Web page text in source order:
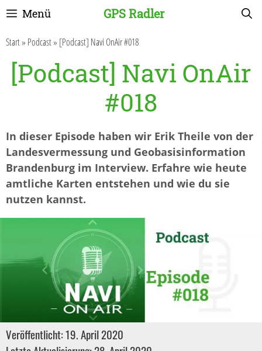
Zum
springen
GPS Radler
Menü
Start» Podcast» [Podcast] Navi OnAir #018
[Podcast] Navi OnAir
#018
In dieser Episode haben wir Erik Theile von der
Landesvermessung und Geobasisinformation
Brandenburg im Interview. Erfahre wie heute
amtliche Karten entstehen und wie du sie
nutzen kannst.
Veröffentlicht: 19. April 2020